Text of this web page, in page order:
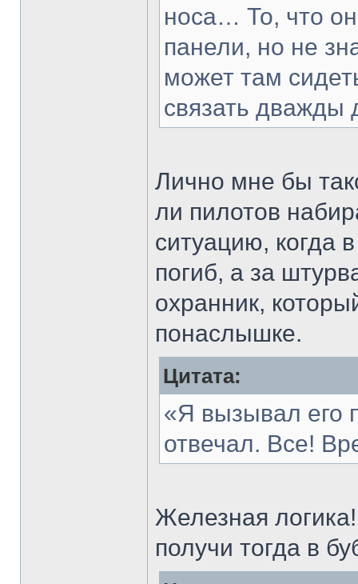
носа… То, что
панели, но не
может там
связать дважды
Лично мне бы
ли пилотов
ситуацию, когда
погиб, а за
охранник,
понаслышке.
Цитата:
«Я вызывал его
отвечал. Все!
Железная
получи тогда в